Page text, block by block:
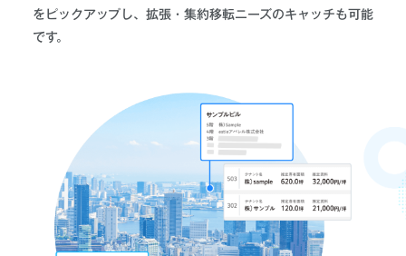
をピックアップし、拡張・集約移転ニーズのキャッチも可能
です。